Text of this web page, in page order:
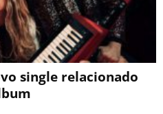
single relacionado